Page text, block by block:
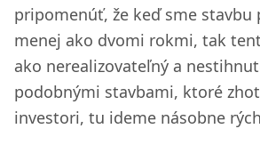
pripomenúť, že keď sme stavbu
menej ako dvomi rokmi, tak
ako nerealizovateľný a
podobnými stavbami, ktoré
investori, tu ideme násobne